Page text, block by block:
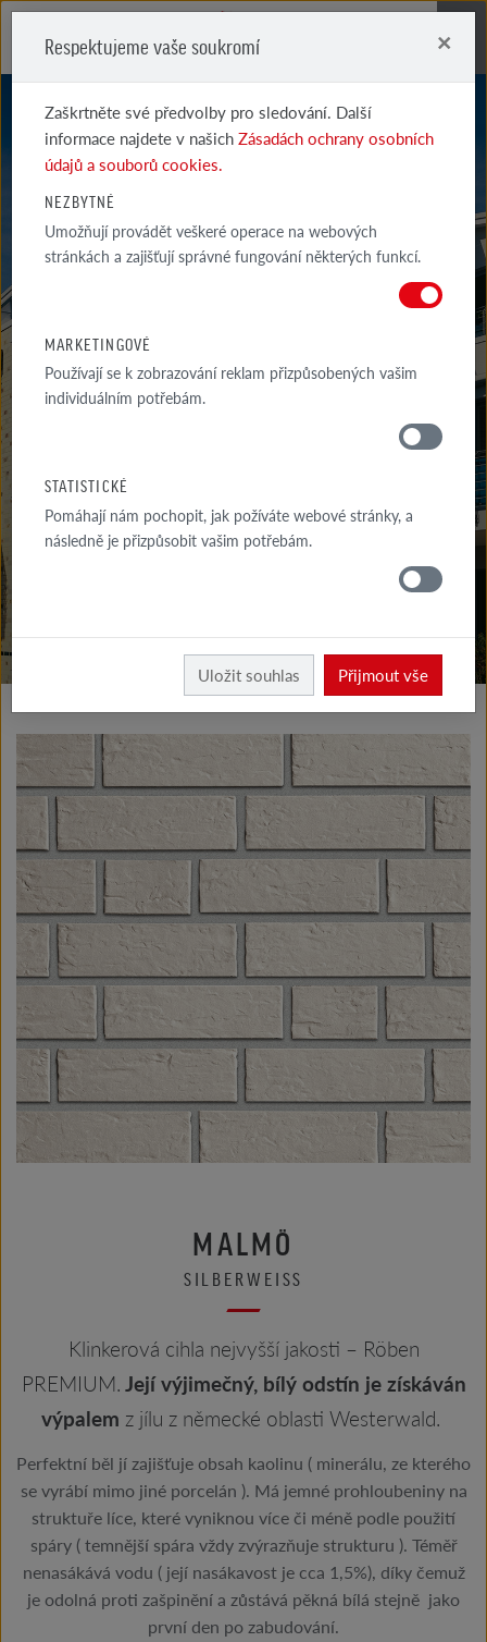
MALMÖ
KDE
Vyrobky fasáda Klinkerové a lícové cihly typ I
MALMÖ
SILBERWEISS
Klinkerová cihla nejvyšší jakosti – Röben
PREMIUM.Její výjimečný, bílý odstín je získáván
výpalem z jílu z německé oblasti Westerwald.
Perfektní běl jí zajišťuje obsah kaolinu ( minerálu, ze kterého
se vyrábí mimo jiné porcelán ). Má jemné prohloubeniny na
struktuře líce, které vyniknou více či méně podle použití
spáry ( temnější spára vždy zvýrazňuje strukturu ). Téměř
nenasákává vodu ( její nasákavost je cca 1,5%), díky čemuž
je odolná proti zašpinění a zůstává pěkná bílá stejně jako
první den po zabudování.
Respektujeme vaše soukromí ×
Zaškrtněte své předvolby pro sledování. Další
informace najdete v našichZásadách ochrany osobních
údajů a souborů cookies.
NEZBYTNÉ
Umožňují provádět veškeré operace na webových
stránkách a zajišťují správné fungování některých funkcí.
MARKETINGOVÉ
Používají se k zobrazování reklam přizpůsobených vašim
individuálním potřebám.
STATISTICKÉ
Pomáhají nám pochopit, jak požíváte webové stránky, a
následně je přizpůsobit vašim potřebám.
Uložit souhlas Přijmout vše